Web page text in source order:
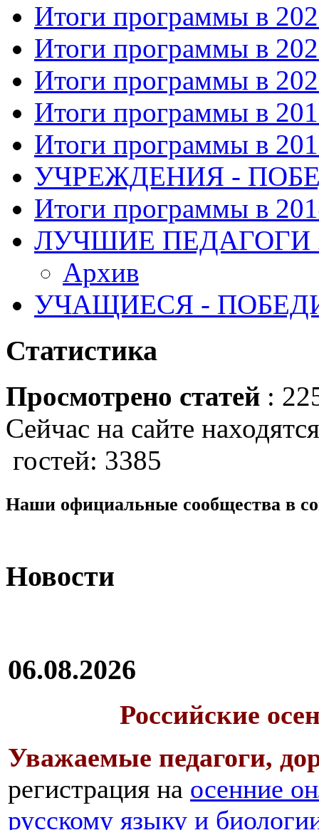
Итоги программы в
Итоги программы в
Итоги программы в
Итоги программы в
Итоги программы в
УЧРЕЖДЕНИЯ -
Итоги программы в
ЛУЧШИЕ ПЕДАГОГИ
Архив
УЧАЩИЕСЯ -
Статистика
Просмотрено статей :
Сейчас на сайте
гостей: 3385
Наши официальные сообщества в
Новости
06.08.2026
Российские
Уважаемые педагоги,
регистрация на осенние
русскому языку и